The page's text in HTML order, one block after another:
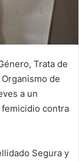
Trata de
de
a un
contra
Segura y